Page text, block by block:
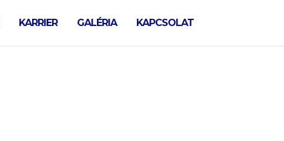
KARRIER GALÉRIA KAPCSOLAT